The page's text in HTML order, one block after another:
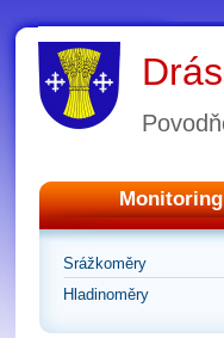
Monitoring
Srážkoměry
Hladinoměry